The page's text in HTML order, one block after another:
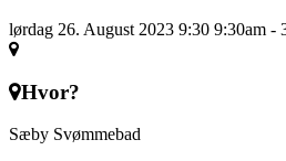
lørdag 26. August 2023 9:30 9:30am -
Hvor?
Sæby Svømmebad